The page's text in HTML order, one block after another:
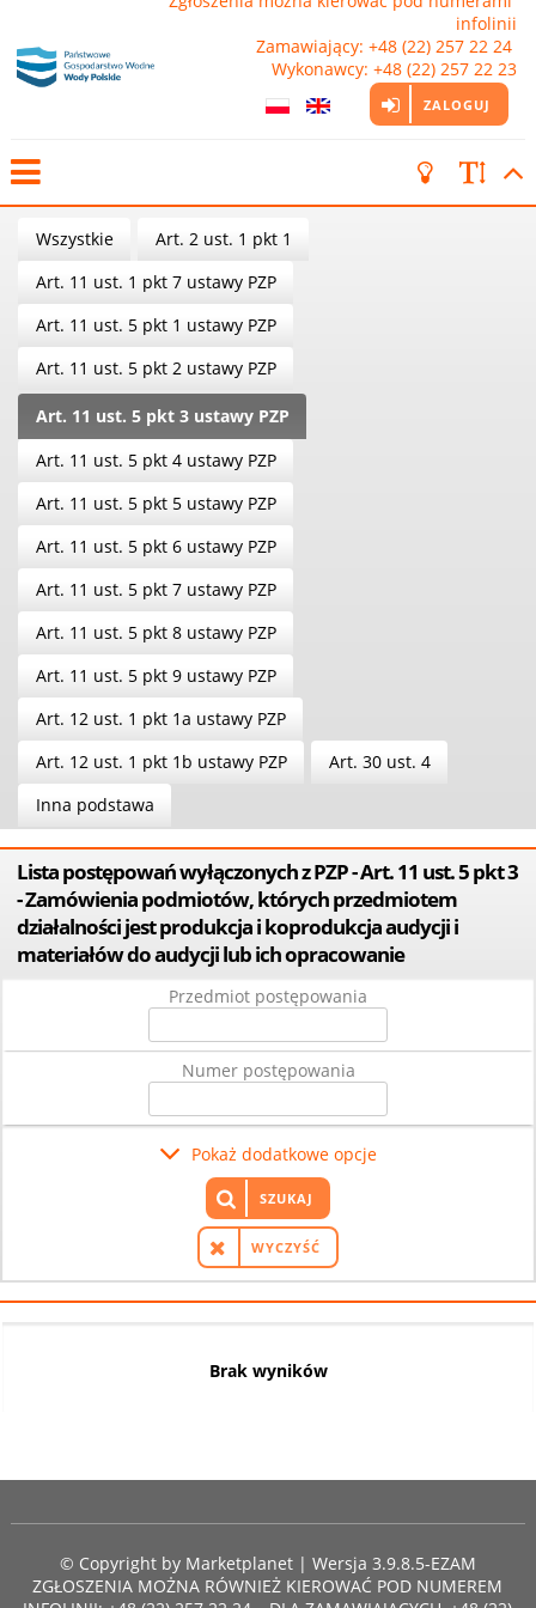
infolinii
Zamawiający: +48 (22) 257 22 24
Wykonawcy: +48 (22) 257 22 23
ZALOGUJ
Wszystkie
Art. 2 ust. 1 pkt 1
Art. 11 ust. 1 pkt 7 ustawy PZP
Art. 11 ust. 5 pkt 1 ustawy PZP
Art. 11 ust. 5 pkt 2 ustawy PZP
Art. 11 ust. 5 pkt 3 ustawy PZP
Art. 11 ust. 5 pkt 4 ustawy PZP
Art. 11 ust. 5 pkt 5 ustawy PZP
Art. 11 ust. 5 pkt 6 ustawy PZP
Art. 11 ust. 5 pkt 7 ustawy PZP
Art. 11 ust. 5 pkt 8 ustawy PZP
Art. 11 ust. 5 pkt 9 ustawy PZP
Art. 12 ust. 1 pkt 1a ustawy PZP
Art. 12 ust. 1 pkt 1b ustawy PZP
Art. 30 ust. 4
Inna podstawa
Lista postępowań wyłączonych z PZP - Art. 11 ust. 5 pkt 3
- Zamówienia podmiotów, których przedmiotem
działalności jest produkcja i koprodukcja audycji i
materiałów do audycji lub ich opracowanie
Przedmiot postępowania
Numer postępowania
Pokaż dodatkowe opcje
WYCZYŚĆ
SZUKAJ
Brak wyników
© Copyright by Marketplanet| Wersja 3.9.8.5-EZAM
ZGŁOSZENIA MOŻNA RÓWNIEŻ KIEROWAĆ POD NUMEREM